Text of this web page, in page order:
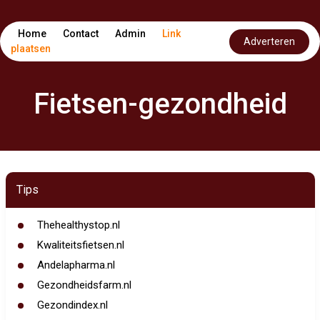
Home Contact Admin
Link
plaatsen
Adverteren
Fietsen-gezondheid
Tips
Thehealthystop.nl
Kwaliteitsfietsen.nl
Andelapharma.nl
Gezondheidsfarm.nl
Gezondindex.nl